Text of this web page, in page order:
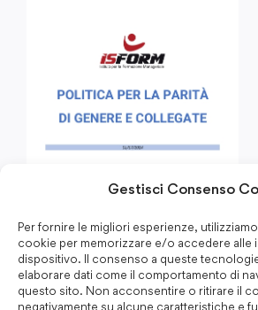
Gestisci Consenso
Per fornire le migliori esperienze,
cookie per memorizzare e/o accedere alle
dispositivo. Il consenso a queste
elaborare dati come il comportamento di
questo sito. Non acconsentire o ritirare il
negativamente su alcune caratteristiche e